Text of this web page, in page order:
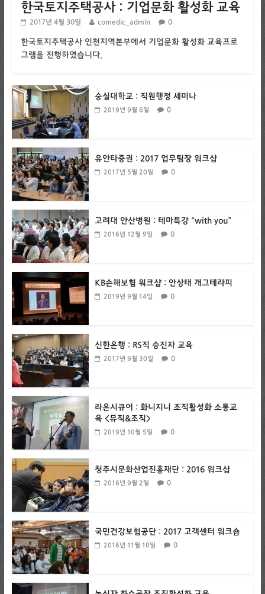
한국토지주택공사 : 기업문화 활성화 교육
2017년 4월 30일 comedic_admin 0
한국토지주택공사 인천지역본부에서 기업문화 활성화 교육프로
그램을 진행하였습니다.
숭실대학교 : 직원행정 세미나
2019년 9월 6일 0
유안타증권 : 2017 업무팀장 워크샵
2017년 5월 20일 0
고려대 안산병원 : 테마특강 “with you”
2016년 12월 9일 0
KB손해보험 워크샵 : 안상태 개그테라피
2019년 9월 14일 0
신한은행 : RS직 승진자 교육
2017년 9월 30일 0
라온시큐어 : 화니지니 조직활성화 소통교
육 <뮤직&조직>
2019년 10월 5일 0
청주시문화산업진흥재단 : 2016 워크샵
2016년 9월 2일 0
국민건강보험공단 : 2017 고객센터 워크숍
2016년 11월 10일 0